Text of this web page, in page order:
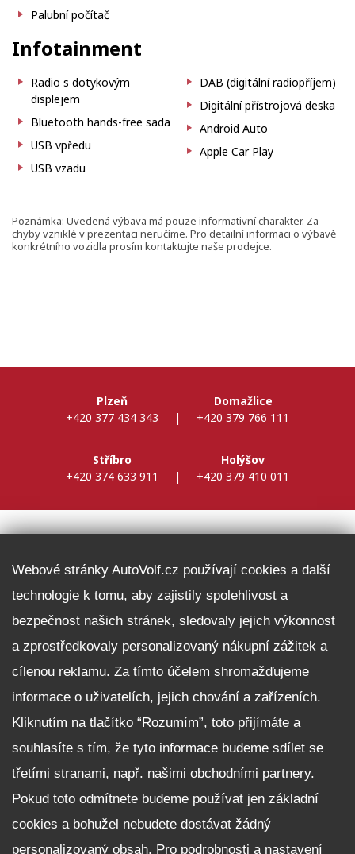
Palubní počítač
Infotainment
Radio s dotykovým
displejem
Bluetooth hands-free sada
USB vpředu
USB vzadu
DAB (digitální radiopříjem)
Digitální přístrojová deska
Android Auto
Apple Car Play
Poznámka: Uvedená výbava má pouze informativní charakter. Za
chyby vzniklé v prezentaci neručíme. Pro detailní informaci o výbavě
konkrétního vozidla prosím kontaktujte naše prodejce.
Plzeň
+420 377 434 343
|
Domažlice
+420 379 766 111
Stříbro
+420 374 633 911
|
Holýšov
+420 379 410 011
Fleet program Škoda
Nabídka zaměstnání
Facebook
Reklamační řád
Zásady zpracování osobních údajů pro zákazníky
Upozornění pro věřitele a společníky na jejich práva
Nastavení cookies
Webové stránky AutoVolf.cz používají cookies a další
technologie k tomu, aby zajistily spolehlivost a
bezpečnost našich stránek, sledovaly jejich výkonnost
a zprostředkovaly personalizovaný nákupní zážitek a
cílenou reklamu. Za tímto účelem shromažďujeme
informace o uživatelích, jejich chování a zařízeních.
Kliknutím na tlačítko “Rozumím”, toto přijímáte a
souhlasíte s tím, že tyto informace budeme sdílet se
třetími stranami, např. našimi obchodními partnery.
Pokud toto odmítnete budeme používat jen základní
cookies a bohužel nebudete dostávat žádný
personalizovaný obsah. Pro podrobnosti a nastavení